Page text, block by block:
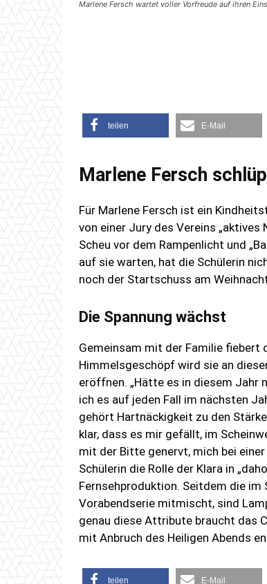
Marlene Fersch wartet voller Vorfreude auf ihren
teilen E-Mail
Marlene Fersch
Für Marlene Fersch ist ein
von einer Jury des Vereins
Scheu vor dem Rampenlicht und
auf sie warten, hat die Schülerin
noch der Startschuss am
Die Spannung wächst
Gemeinsam mit der Familie fiebert
Himmelsgeschöpf wird sie an
eröffnen. „Hätte es in diesem Jahr
gehört Hartnäckigkeit zu den